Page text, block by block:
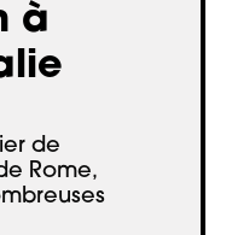
à
de
Rome,